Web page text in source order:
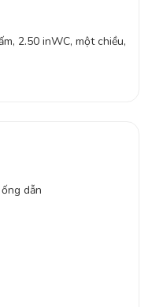
2.50 inWC, một chiều,
dẫn